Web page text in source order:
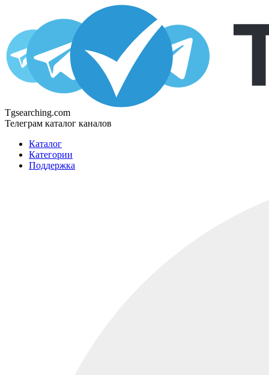
Tgsearching.com
Телеграм каталог каналов
Каталог
Категории
Поддержка